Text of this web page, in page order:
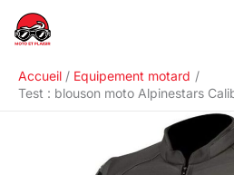
Accueil
Equipement motard
Test : blouson moto Alpinestars
R
e
h